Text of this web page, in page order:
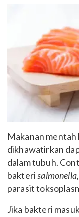
Makanan
dikhawatirkan
dalam tubuh.
bakterisalmonella,
parasit
Jika bakteri